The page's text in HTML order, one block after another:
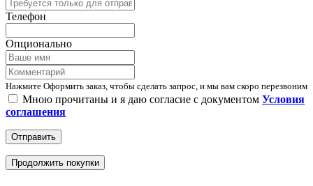
Телефон
Опционально
Нажмите Оформить заказ, чтобы сделать запрос, и мы вам скоро перезвоним
Мною прочитаны и я даю согласие с документом Условия
соглашения
Отправить
Продолжить покупки